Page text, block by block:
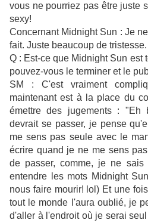
vous ne pourriez pas être juste
sexy!
Concernant Midnight Sun : Je
fait. Juste beaucoup de tristesse.
Q : Est-ce que Midnight Sun est
pouvez-vous le terminer et le
SM : C'est vraiment
maintenant est à la place du
émettre des jugements :
devrait se passer, je pense
me sens pas seule avec le
écrire quand je ne me sens
de passer, comme, je ne
entendre les mots Midnight
nous faire mourir! lol) Et une
tout le monde l'aura oublié, je
d'aller à l'endroit où je serai